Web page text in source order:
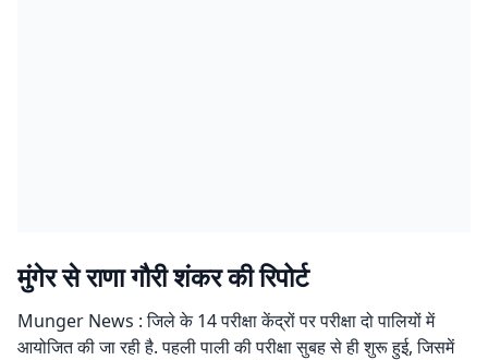
मुंगेर से राणा गौरी शंकर की रिपोर्ट
Munger News : जिले के 14 परीक्षा केंद्रों पर परीक्षा दो पालियों में
आयोजित की जा रही है. पहली पाली की परीक्षा सुबह से ही शुरू हुई, जिसमें